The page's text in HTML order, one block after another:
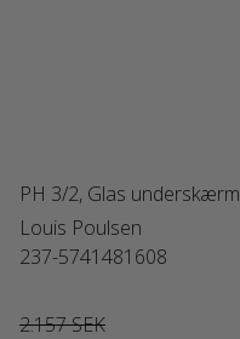
PH 3/2, Glas underskærm
Louis Poulsen
237-5741481608
2.157 SEK